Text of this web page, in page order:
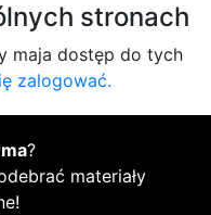
stronach
maja dostęp do tych
zalogować.
?
materiały